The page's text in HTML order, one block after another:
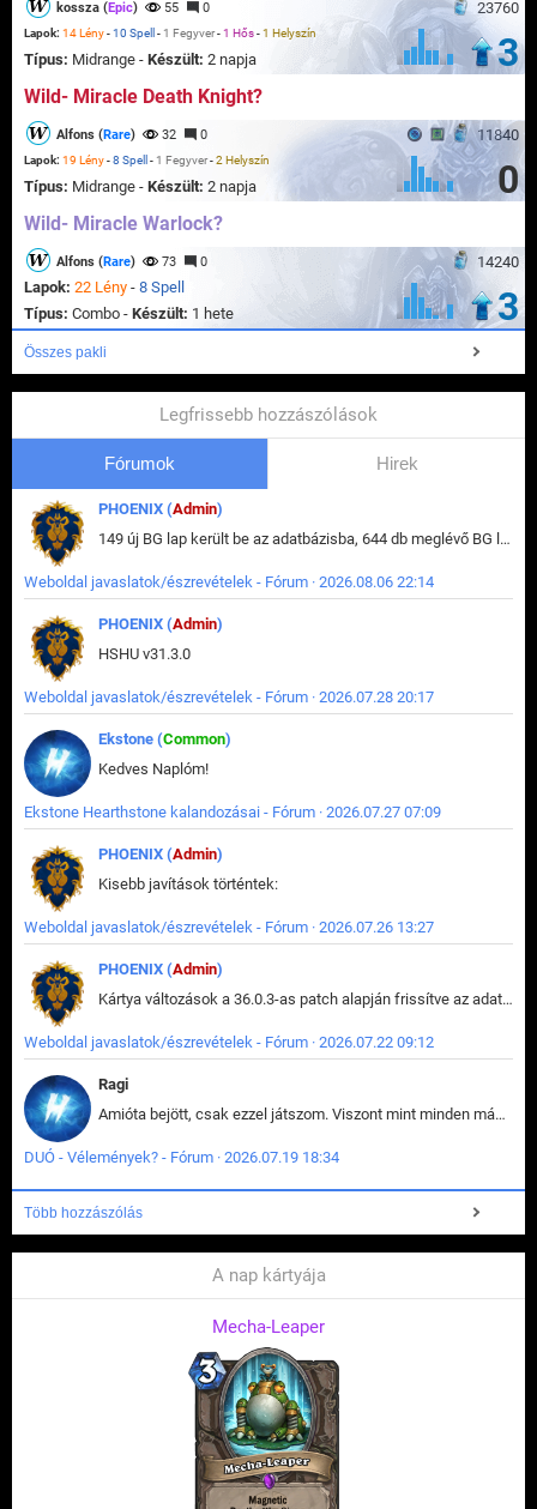
23760
kossza (Epic) 55 0
Lapok: 14 Lény-10 Spell - 1 Fegyver-1 Hős-1 Helyszín
Típus: Midrange - Készült: 2 napja 3
Wild- Miracle Death Knight?
11840
Alfons (Rare) 32 0
Lapok: 19 Lény-8 Spell - 1 Fegyver-2 Helyszín
Típus: Midrange - Készült: 2 napja 0
Wild- Miracle Warlock?
14240
Alfons (Rare) 73 0
Lapok: 22 Lény - 8 Spell
Típus: Combo - Készült: 1 hete 3
Összes pakli
Legfrissebb hozzászólások
Fórumok Hirek
PHOENIX (Admin)
149 új BG lap került be az adatbázisba, 644 db meglévő BG lap módosult, bekerültek az új képek a megváltozott lapokhoz is.
Weboldal javaslatok/észrevételek - Fórum · 2026.08.06 22:14
PHOENIX (Admin)
HSHU v31.3.0
Weboldal javaslatok/észrevételek - Fórum · 2026.07.28 20:17
Ekstone (Common)
Kedves Naplóm!
Ekstone Hearthstone kalandozásai - Fórum · 2026.07.27 07:09
PHOENIX (Admin)
Kisebb javítások történtek:
Weboldal javaslatok/észrevételek - Fórum · 2026.07.26 13:27
PHOENIX (Admin)
Kártya változások a 36.0.3-as patch alapján frissítve az adatbázisban (képek is cserélve).
Weboldal javaslatok/észrevételek - Fórum · 2026.07.22 09:12
Ragi
Amióta bejött, csak ezzel játszom. Viszont mint minden más - akár az alapjáték is, ez is baromira összetett lett. Néha már pár kör után is esélytelen az egész. Vagy irreállisan túltápol valaki, vagy lelép a partner, vagy csak hülye mint a segg. És amikor eljönne az én időm, na akkor jön el mindenki másé is. Engem jobban érdekelne, hogy ki milyen ratingen szokott játszani. Na ez lenne egy érdekes adat.
DUÓ - Vélemények? - Fórum · 2026.07.19 18:34
Több hozzászólás
A nap kártyája
Mecha-Leaper